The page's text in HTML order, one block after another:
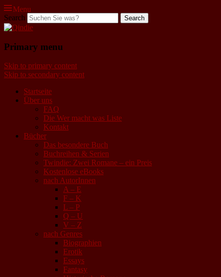
Menu
Qindie
Search
Primary menu
Skip to primary content
Skip to secondary content
Startseite
Über uns
FAQ
Die Wer macht was Liste
Kontakt
Bücher
Das besondere Buch
Buchreihen & Serien
Twindie: Zwei Romane – ein Preis
Kostenlose eBooks
nach AutorInnen
A – E
F – K
L – P
Q – U
V – Z
nach Genres
Biographien
Erotik
Essays
Fantasy